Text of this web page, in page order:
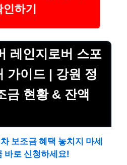
인하기
레인지로버 스포
가이드 | 강원 정
금 현황 & 잔액
보조금 혜택 놓치지 마세
바로 신청하세요!